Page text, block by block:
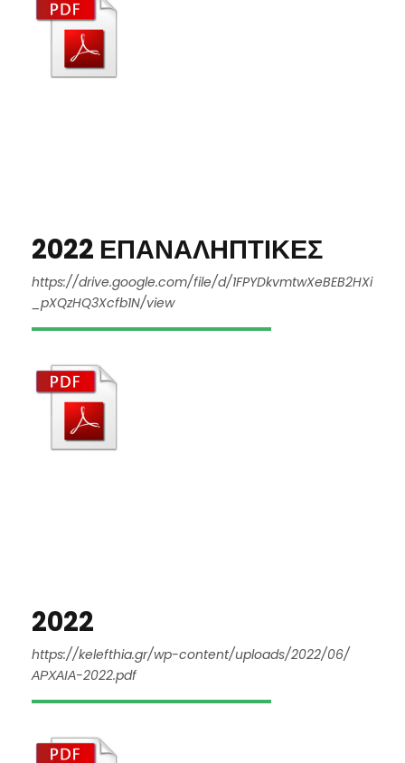
2022 ΕΠΑΝΑΛΗΠΤΙΚΕΣ
https://drive.google.com/file/d/1FPYDkvmtwXeBEB2HXi
_pXQzHQ3Xcfb1N/view
2022
https://kelefthia.gr/wp-content/uploads/2022/06/
ΑΡΧΑΙΑ-2022.pdf